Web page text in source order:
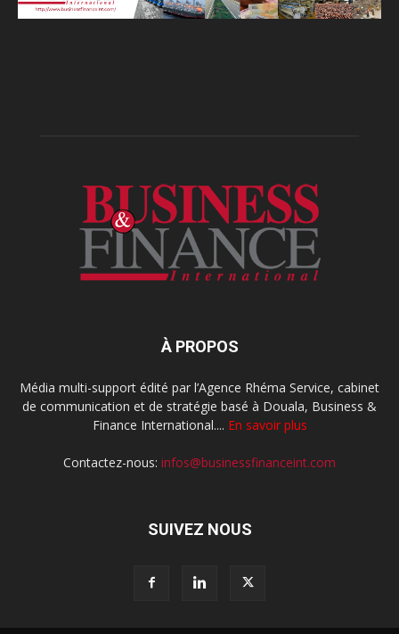
À PROPOS
Média multi-support édité par l’Agence Rhéma Service, cabinet
de communication et de stratégie basé à Douala, Business &
Finance International.... En savoir plus
Contactez-nous: infos@businessfinanceint.com
SUIVEZ NOUS